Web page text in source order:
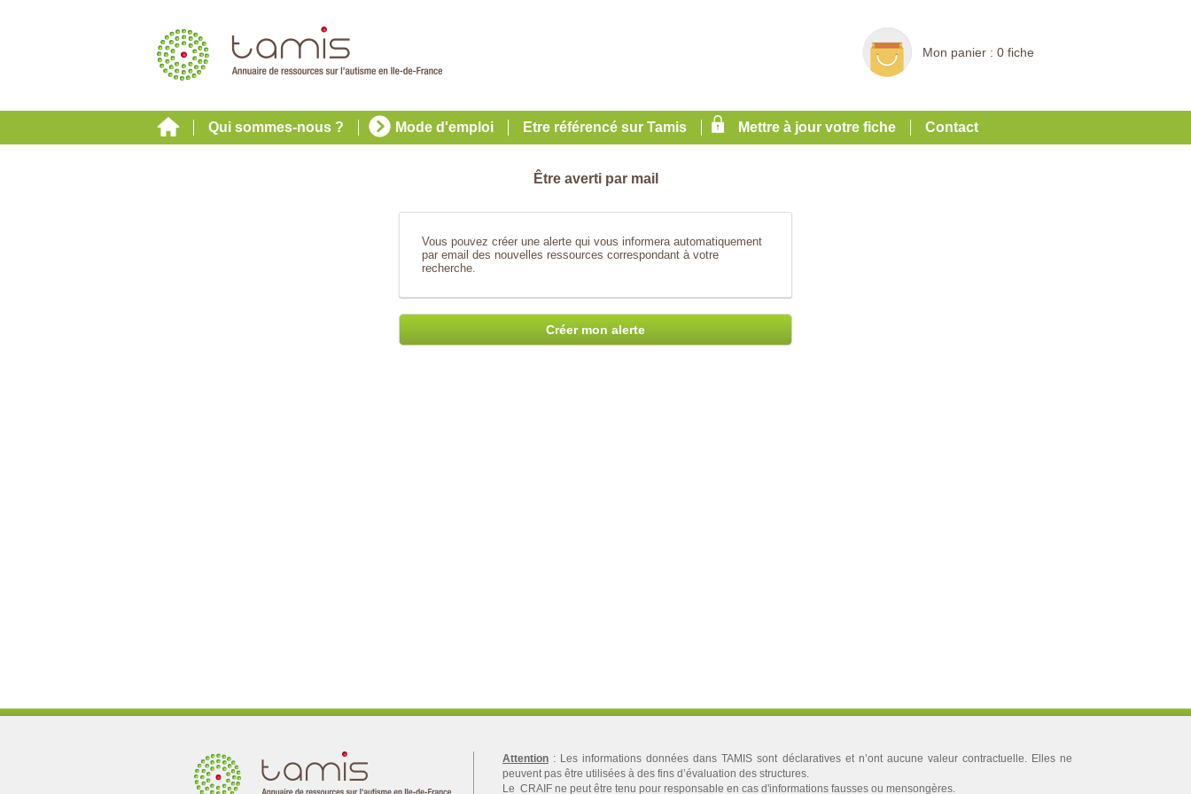
Mon panier : 0 fiche
Qui sommes-nous ? Mode d'emploi Etre référencé sur Tamis Mettre à jour votre fiche Contact
Être averti par mail
Vous pouvez créer une alerte qui vous informera automatiquement
par email des nouvelles ressources correspondant à votre
recherche.
Créer mon alerte
Attention : Les informations données dans TAMIS sont déclaratives et n’ont aucune valeur contractuelle. Elles ne
peuvent pas être utilisées à des fins d’évaluation des structures.
Le CRAIF ne peut être tenu pour responsable en cas d'informations fausses ou mensongères.